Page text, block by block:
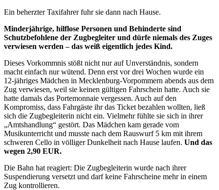
Ein beherzter Taxifahrer fuhr sie dann nach Hause.
Minderjährige, hilflose Personen und Behinderte sind
Schutzbefohlene der Zugbegleiter und dürfe niemals des Zuges
verwiesen werden – das weiß eigentlich jedes Kind.
Dieses Vorkommnis stößt nicht nur auf Unverständnis, sondern
macht einfach nur wütend. Denn erst vor drei Wochen wurde ein
12-jähriges Mädchen in Mecklenburg-Vorpommern abends aus dem
Zug verwiesen, weil sie keinen gültigen Fahrschein hatte. Auch sie
hatte damals das Portemonnaie vergessen. Auch auf den
Kompromiss, dass Fahrgäste ihr das Ticket bezahlen wollten, ließ
sich die Zugbegleiterin nicht ein. Vielmehr fühlte sie sich in ihrer
„Amtshandlung“ gestört. Das Mädchen kam gerade vom
Musikunterricht und musste nach dem Rauswurf 5 km mit ihrem
schweren Cello in völliger Dunkelheit nach Hause laufen. Und das
wegen 2,90 EUR.
Die Bahn hat reagiert: Die Zugbegleiterin wurde nach ihrer
Suspendierung versetzt und darf keine Fahrscheine mehr in einem
Zug kontrollieren.